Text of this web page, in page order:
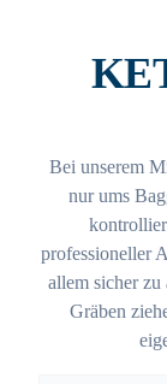
Bei unserem
nur ums
professioneller
allem sicher
Gräben